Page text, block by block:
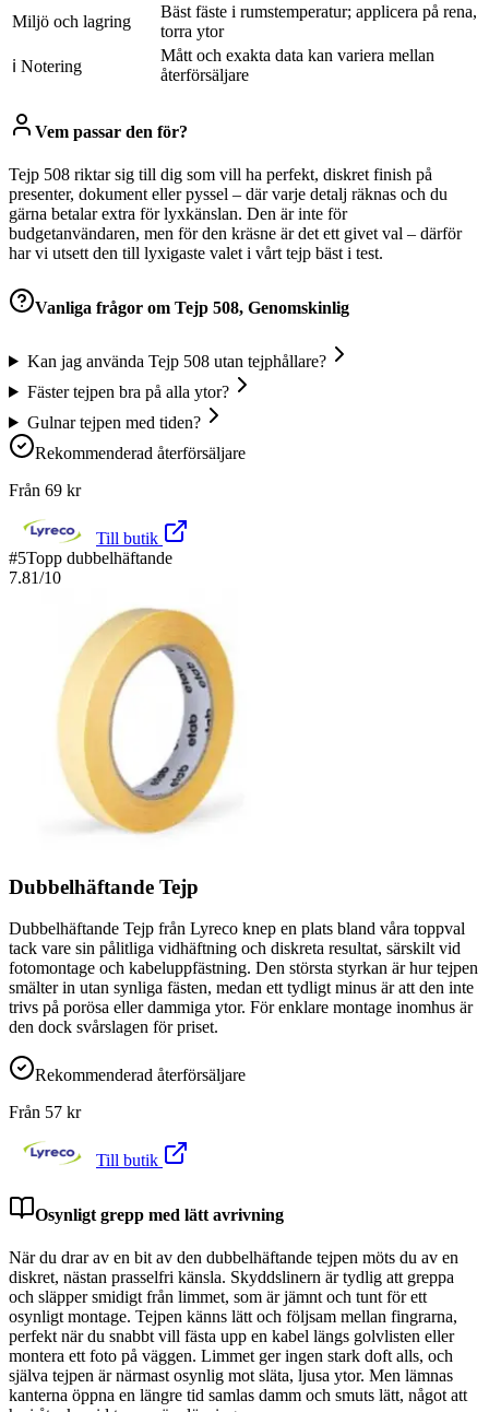
Miljö och lagring
Bäst fäste i rumstemperatur; applicera på rena,
torra ytor
ℹ Notering
Mått och exakta data kan variera mellan
återförsäljare
Vem passar den för?
Tejp 508 riktar sig till dig som vill ha perfekt, diskret finish på
presenter, dokument eller pyssel – där varje detalj räknas och du
gärna betalar extra för lyxkänslan. Den är inte för
budgetanvändaren, men för den kräsne är det ett givet val – därför
har vi utsett den till lyxigaste valet i vårt tejp bäst i test.
Vanliga frågor om Tejp 508, Genomskinlig
Kan jag använda Tejp 508 utan tejphållare?
Fäster tejpen bra på alla ytor?
Gulnar tejpen med tiden?
Rekommenderad återförsäljare
Från 69 kr
Till butik
#5Topp dubbelhäftande
7.81/10
Dubbelhäftande Tejp
Dubbelhäftande Tejp från Lyreco knep en plats bland våra toppval
tack vare sin pålitliga vidhäftning och diskreta resultat, särskilt vid
fotomontage och kabeluppfästning. Den största styrkan är hur tejpen
smälter in utan synliga fästen, medan ett tydligt minus är att den inte
trivs på porösa eller dammiga ytor. För enklare montage inomhus är
den dock svårslagen för priset.
Rekommenderad återförsäljare
Från 57 kr
Till butik
Osynligt grepp med lätt avrivning
När du drar av en bit av den dubbelhäftande tejpen möts du av en
diskret, nästan prasselfri känsla. Skyddslinern är tydlig att greppa
och släpper smidigt från limmet, som är jämnt och tunt för ett
osynligt montage. Tejpen känns lätt och följsam mellan fingrarna,
perfekt när du snabbt vill fästa upp en kabel längs golvlisten eller
montera ett foto på väggen. Limmet ger ingen stark doft alls, och
själva tejpen är närmast osynlig mot släta, ljusa ytor. Men lämnas
kanterna öppna en längre tid samlas damm och smuts lätt, något att